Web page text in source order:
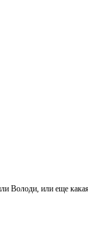
Володи, или еще